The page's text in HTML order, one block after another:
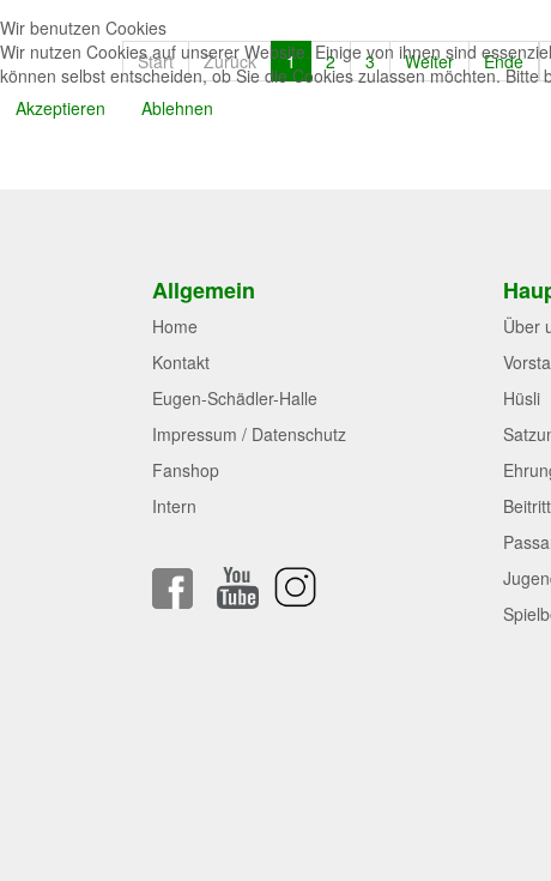
Start Zurück 1 2 3 Weiter Ende
Allgemein
Home
Kontakt
Eugen-Schädler-Halle
Impressum / Datenschutz
Fanshop
Intern
Über
Hüsli
Wir benutzen Cookies
Wir nutzen Cookies auf unserer Website. Einige von ihnen sind
können selbst entscheiden, ob Sie die Cookies zulassen möchten.
Akzeptieren
Ablehnen